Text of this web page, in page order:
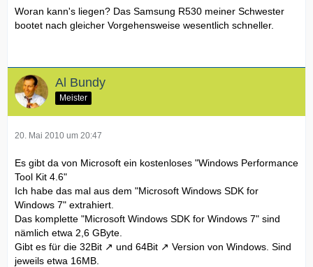
Woran kann's liegen? Das Samsung R530 meiner Schwester
bootet nach gleicher Vorgehensweise wesentlich schneller.
Al Bundy
Meister
20. Mai 2010 um 20:47
Es gibt da von Microsoft ein kostenloses "Windows Performance
Tool Kit 4.6"
Ich habe das mal aus dem "Microsoft Windows SDK for
Windows 7" extrahiert.
Das komplette "Microsoft Windows SDK for Windows 7" sind
nämlich etwa 2,6 GByte.
Gibt es für die 32Bit und 64Bit
Version von Windows. Sind
jeweils etwa 16MB.